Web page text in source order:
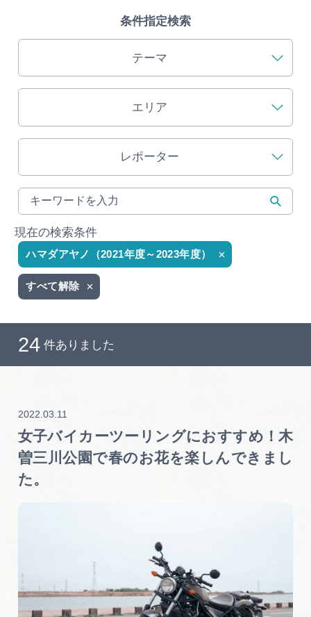
インフォメーション
ぎふ旅レポーター記事
早わかり岐阜
買い物・お土産
体験予約サイト「ＶＩＳＩＴ岐阜県」
岐阜県アウトドア観光キャンペーン
岐阜県観光データベース
旅行会社・観光事業者の皆様へ
フォトライブラリー
お問い合わせ
運営組織
条件指定検索
テーマ
エリア
レポーター
現在の検索条件
ハマダアヤノ（2021年度～2023年度）
すべて解除
24 件ありました
女子バイカーツーリングにおすすめ！木
曽三川公園で春のお花を楽しんできまし
た。
2022.03.11